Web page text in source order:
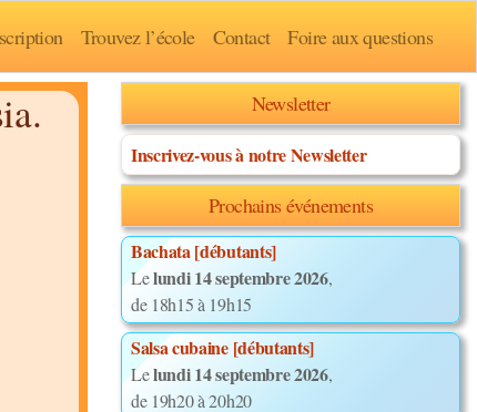
Trouvez l’école Contact Foire aux questions
Newsletter
Inscrivez-vous à notre Newsletter
Prochains événements
Bachata [débutants]
Lelundi 14 septembre 2026,
de 18h15 à 19h15
Salsa cubaine [débutants]
Lelundi 14 septembre 2026,
de 19h20 à 20h20